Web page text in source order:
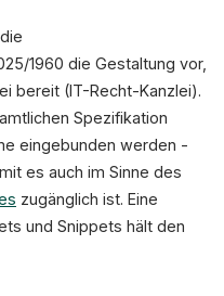
1960 die Gestaltung vor,
bereit (IT-Recht-Kanzlei).
Spezifikation
eingebunden werden -
es auch im Sinne des
zugänglich ist. Eine
und Snippets hält den